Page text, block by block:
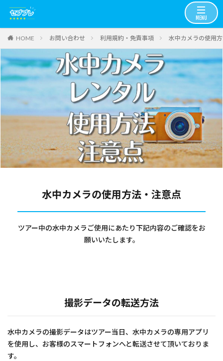
HOME お問い合わせ 利用規約・免責事項 水中カメラの使用
水中カメラの使用方法・注意点
ツアー中の水中カメラご使用にあたり下記内容のご確認をお
願いいたします。
撮影データの転送方法
水中カメラの撮影データはツアー当日、水中カメラの専用アプリ
を使用し、お客様のスマートフォンへと転送させて頂いておりま
す。